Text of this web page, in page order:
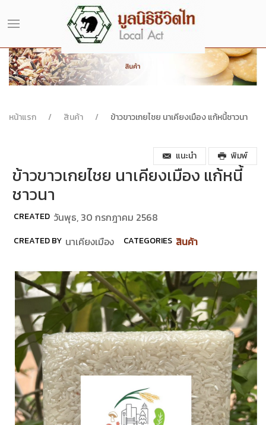
หน้าแรก สินค้า ข้าวขาวเกยไชย นาเคียงเมือง แก้หนี้ชาวนา
แนะนำ พิมพ์
ข้าวขาวเกยไชย นาเคียงเมือง แก้หนี้
ชาวนา
CREATED วันพุธ, 30 กรกฎาคม 2568
CREATED BY นาเคียงเมือง CATEGORIES สินค้า